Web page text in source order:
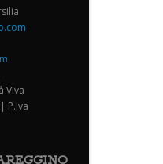
Viva
P.Iva